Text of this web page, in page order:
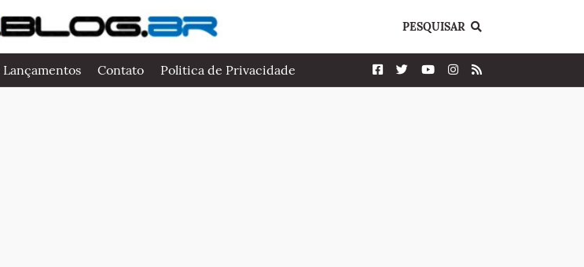
PESQUISAR
Lançamentos Contato Politica de Privacidade